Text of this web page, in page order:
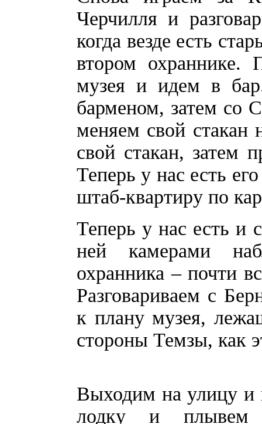
Черчилля и
когда везде есть
втором охраннике.
музея и идем в
барменом, затем со
меняем свой стакан
свой стакан, затем
Теперь у нас есть
штаб-квартиру по
Теперь у нас есть и
ней камерами
охранника – почти
Разговариваем с
к плану музея,
стороны Темзы, как
Выходим на улицу и
лодку и